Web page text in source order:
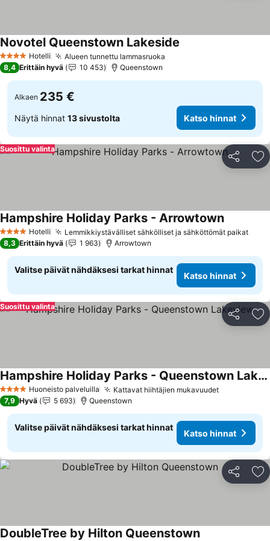
4 Tähtiluokitus
Hotelli Alueen tunnettu lammasruoka
Novotel Queenstown Lakeside
8,4 Erittäin hyvä 10 453 Queenstown
Alkaen 235 €
Näytä hinnat 13 sivustolta Katso hinnat
Jaa
Suosittu valinta
4 Tähtiluokitus
Hotelli Lemmikkiystävälliset sähkölliset ja sähköttömät paikat
Hampshire Holiday Parks - ArrowtownKatso
8,3 Erittäin hyvä 1 963 Arrowtown
Valitse päivät nähdäksesi tarkat hinnat
Katso hinnat
Jaa
Suosittu valinta
4 TähtiluokitusHuoneisto palveluilla Kattavat hiihtäjien mukavuudetKatso
Hampshire Holiday Parks - Queenstown Lakeview
Katso hinnat
7,9 Hyvä 5 693 Queenstown
Valitse päivät nähdäksesi tarkat hinnat
Katso hinnat
Jaa
DoubleTree by Hilton Queenstown